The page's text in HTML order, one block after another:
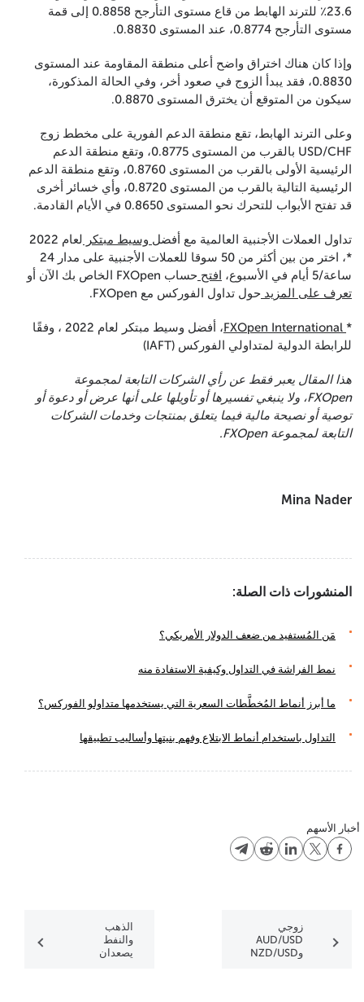
23.6٪ للترند الهابط من قاع مستوى التأرجح 0.8858 إلى قمة
مستوى التأرجح 0.8774، عند المستوى 0.8830.
وإذا كان هناك اختراق واضح أعلى منطقة المقاومة عند المستوى
0.8830، فقد يبدأ الزوج في صعود أخر، وفي الحالة المذكورة،
سيكون من المتوقع أن يخترق المستوى 0.8870.
وعلى الترند الهابط، تقع منطقة الدعم الفورية على مخطط زوج
USD/CHF بالقرب من المستوى 0.8775، وتقع منطقة الدعم
الرئيسية الأولى بالقرب من المستوى 0.8760، وتقع منطقة الدعم
الرئيسية التالية بالقرب من المستوى 0.8720، وأي خسائر أخرى
قد تفتح الأبواب للتحرك نحو المستوى 0.8650 في الأيام القادمة.
تداول العملات الأجنبية العالمية مع أفضل وسيط مبتكر
لعام 2022
*، اختر من بين أكثر من 50 سوقا للعملات الأجنبية على مدار 24
ساعة/5 أيام في الأسبوع،
افتح حساب FXOpen الخاص بك الآن أو
تعرف على المزيد حول تداول الفوركس مع FXOpen.
*
، أفضل وسيط مبتكر لعام 2022 ، وفقًا
للرابطة الدولية لمتداولي الفوركس (IAFT)
هذا المقال يعبر فقط عن رأي الشركات التابعة لمجموعة
FXOpen، ولا ينبغي تفسيرها أو تأويلها على أنها عرض أو دعوة أو
توصية أو نصيحة مالية فيما يتعلق بمنتجات وخدمات الشركات
التابعة لمجموعة FXOpen.
Mina Nader
المنشورات ذات الصلة:
مَن المُستفيد من ضعف الدولار الأمريكي؟
نمط الفراشة في التداول وكيفية الاستفادة منه
ما أبرز أنماط المُخطَّطات السعرية التي يستخدمها متداولو الفوركس؟
التداول باستخدام أنماط الابتلاع وفهم بنيتها وأساليب تطبيقها
أخبار الأسهم
زوجي
AUD/USD
وNZD/USD
الذهب
والنفط
يصعدان